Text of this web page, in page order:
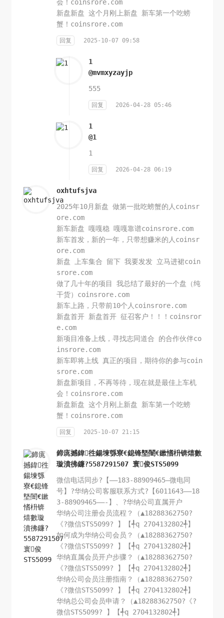
会！coinsrore.com
新盘新盘 这个月刚上新盘 新车第一个吃螃
蟹！coinsrore.com
回复 2025-10-07 09:58
1
@mvmxyzayjp
555
回复 2026-04-28 05:46
1
@1
1
回复 2026-04-28 06:19
oxhtufsjva
2025年10月新盘 做第一批吃螃蟹的人coinsr
ore.com
新车新盘 嘎嘎稳 嘎嘎靠谱coinsrore.com
新车首发，新的一年，只带想赚米的人coinsr
ore.com
新盘 上车集合 留下 我要发发 立马进裙coin
srore.com
做了几十年的项目 我总结了最好的一个盘（纯
干货）coinsrore.com
新车上路，只带前10个人coinsrore.com
新盘首开 新盘首开 征召客户！！！coinsror
e.com
新项目准备上线，寻找志同道合 的合作伙伴co
insrore.com
新车即将上线 真正的项目，期待你的参与coin
srore.com
新盘新项目，不再等待，现在就是最佳上车机
会！coinsrore.com
新盘新盘 这个月刚上新盘 新车第一个吃螃
蟹！coinsrore.com
回复 2025-10-07 21:15
鍗庣撼鍏徃鍚堜綔寮€鎴锋墍闇€鏉愭枡锛熺數
璇濆彿鐮?5587291507 寰俊STS5099
微信电话同步?【——183-88909465—微电同
号】?华纳公司客服联系方式?【6011643——18
3-88909465——-】、?华纳公司直属开户
华纳公司注册会员流程？（▲18288362750?
《?微信STS5099? 】【╃q 2704132802╃】
如何成为华纳公司会员？（▲18288362750?
《?微信STS5099? 】【╃q 2704132802╃】
华纳直属会员开户步骤？（▲18288362750?
《?微信STS5099? 】【╃q 2704132802╃】
华纳公司会员注册指南？（▲18288362750?
《?微信STS5099? 】【╃q 2704132802╃】
华纳总公司会员申请？（▲18288362750?《?
微信STS5099? 】【╃q 2704132802╃】